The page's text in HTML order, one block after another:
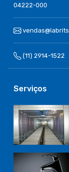
04222-000
(11) 2914-1522
Serviços